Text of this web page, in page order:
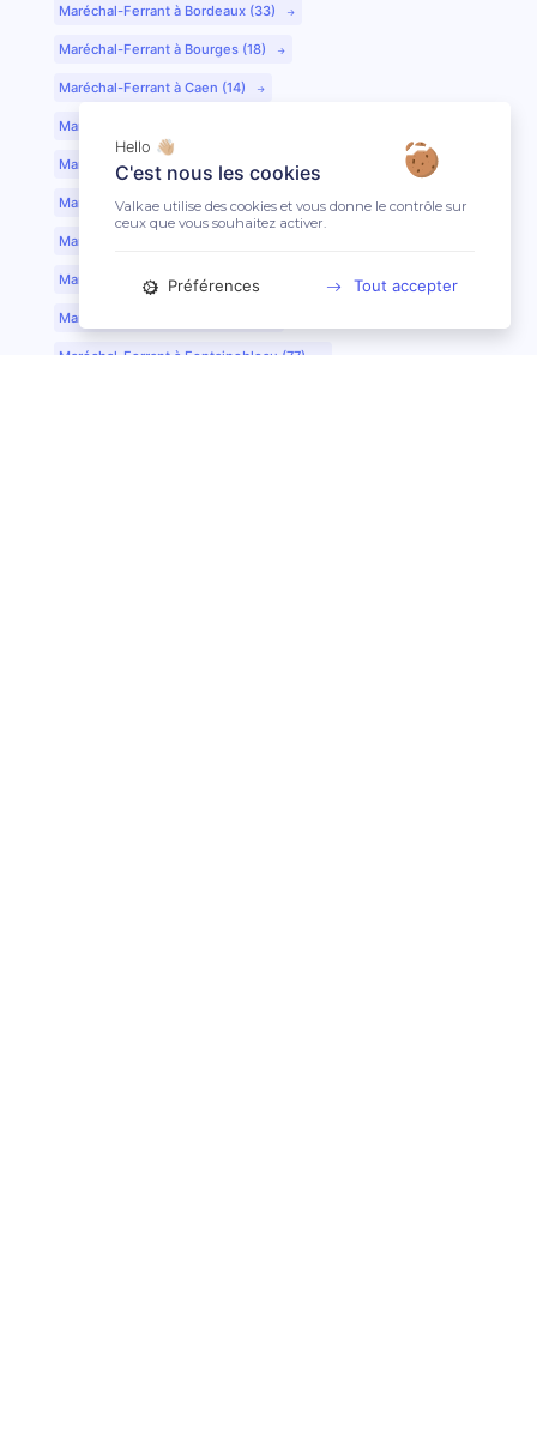
Maréchal-Ferrant à Bordeaux (33)
Maréchal-Ferrant à Bourges (18)
Maréchal-Ferrant à Caen (14)
Maréchal-Ferrant à Chartres (28)
Maréchal-Ferrant à Cherbourg (50)
Maréchal-Ferrant à Clermont-Ferrand (63)
Maréchal-Ferrant à Colmar (68)
Maréchal-Ferrant à Dijon (21)
Maréchal-Ferrant à Evreux (27)
Maréchal-Ferrant à Fontainebleau (77)
Hello 👋🏼
C'est nous les cookies
Valkae utilise des cookies et vous donne le contrôle sur
ceux que vous souhaitez activer.
Préférences Tout accepter